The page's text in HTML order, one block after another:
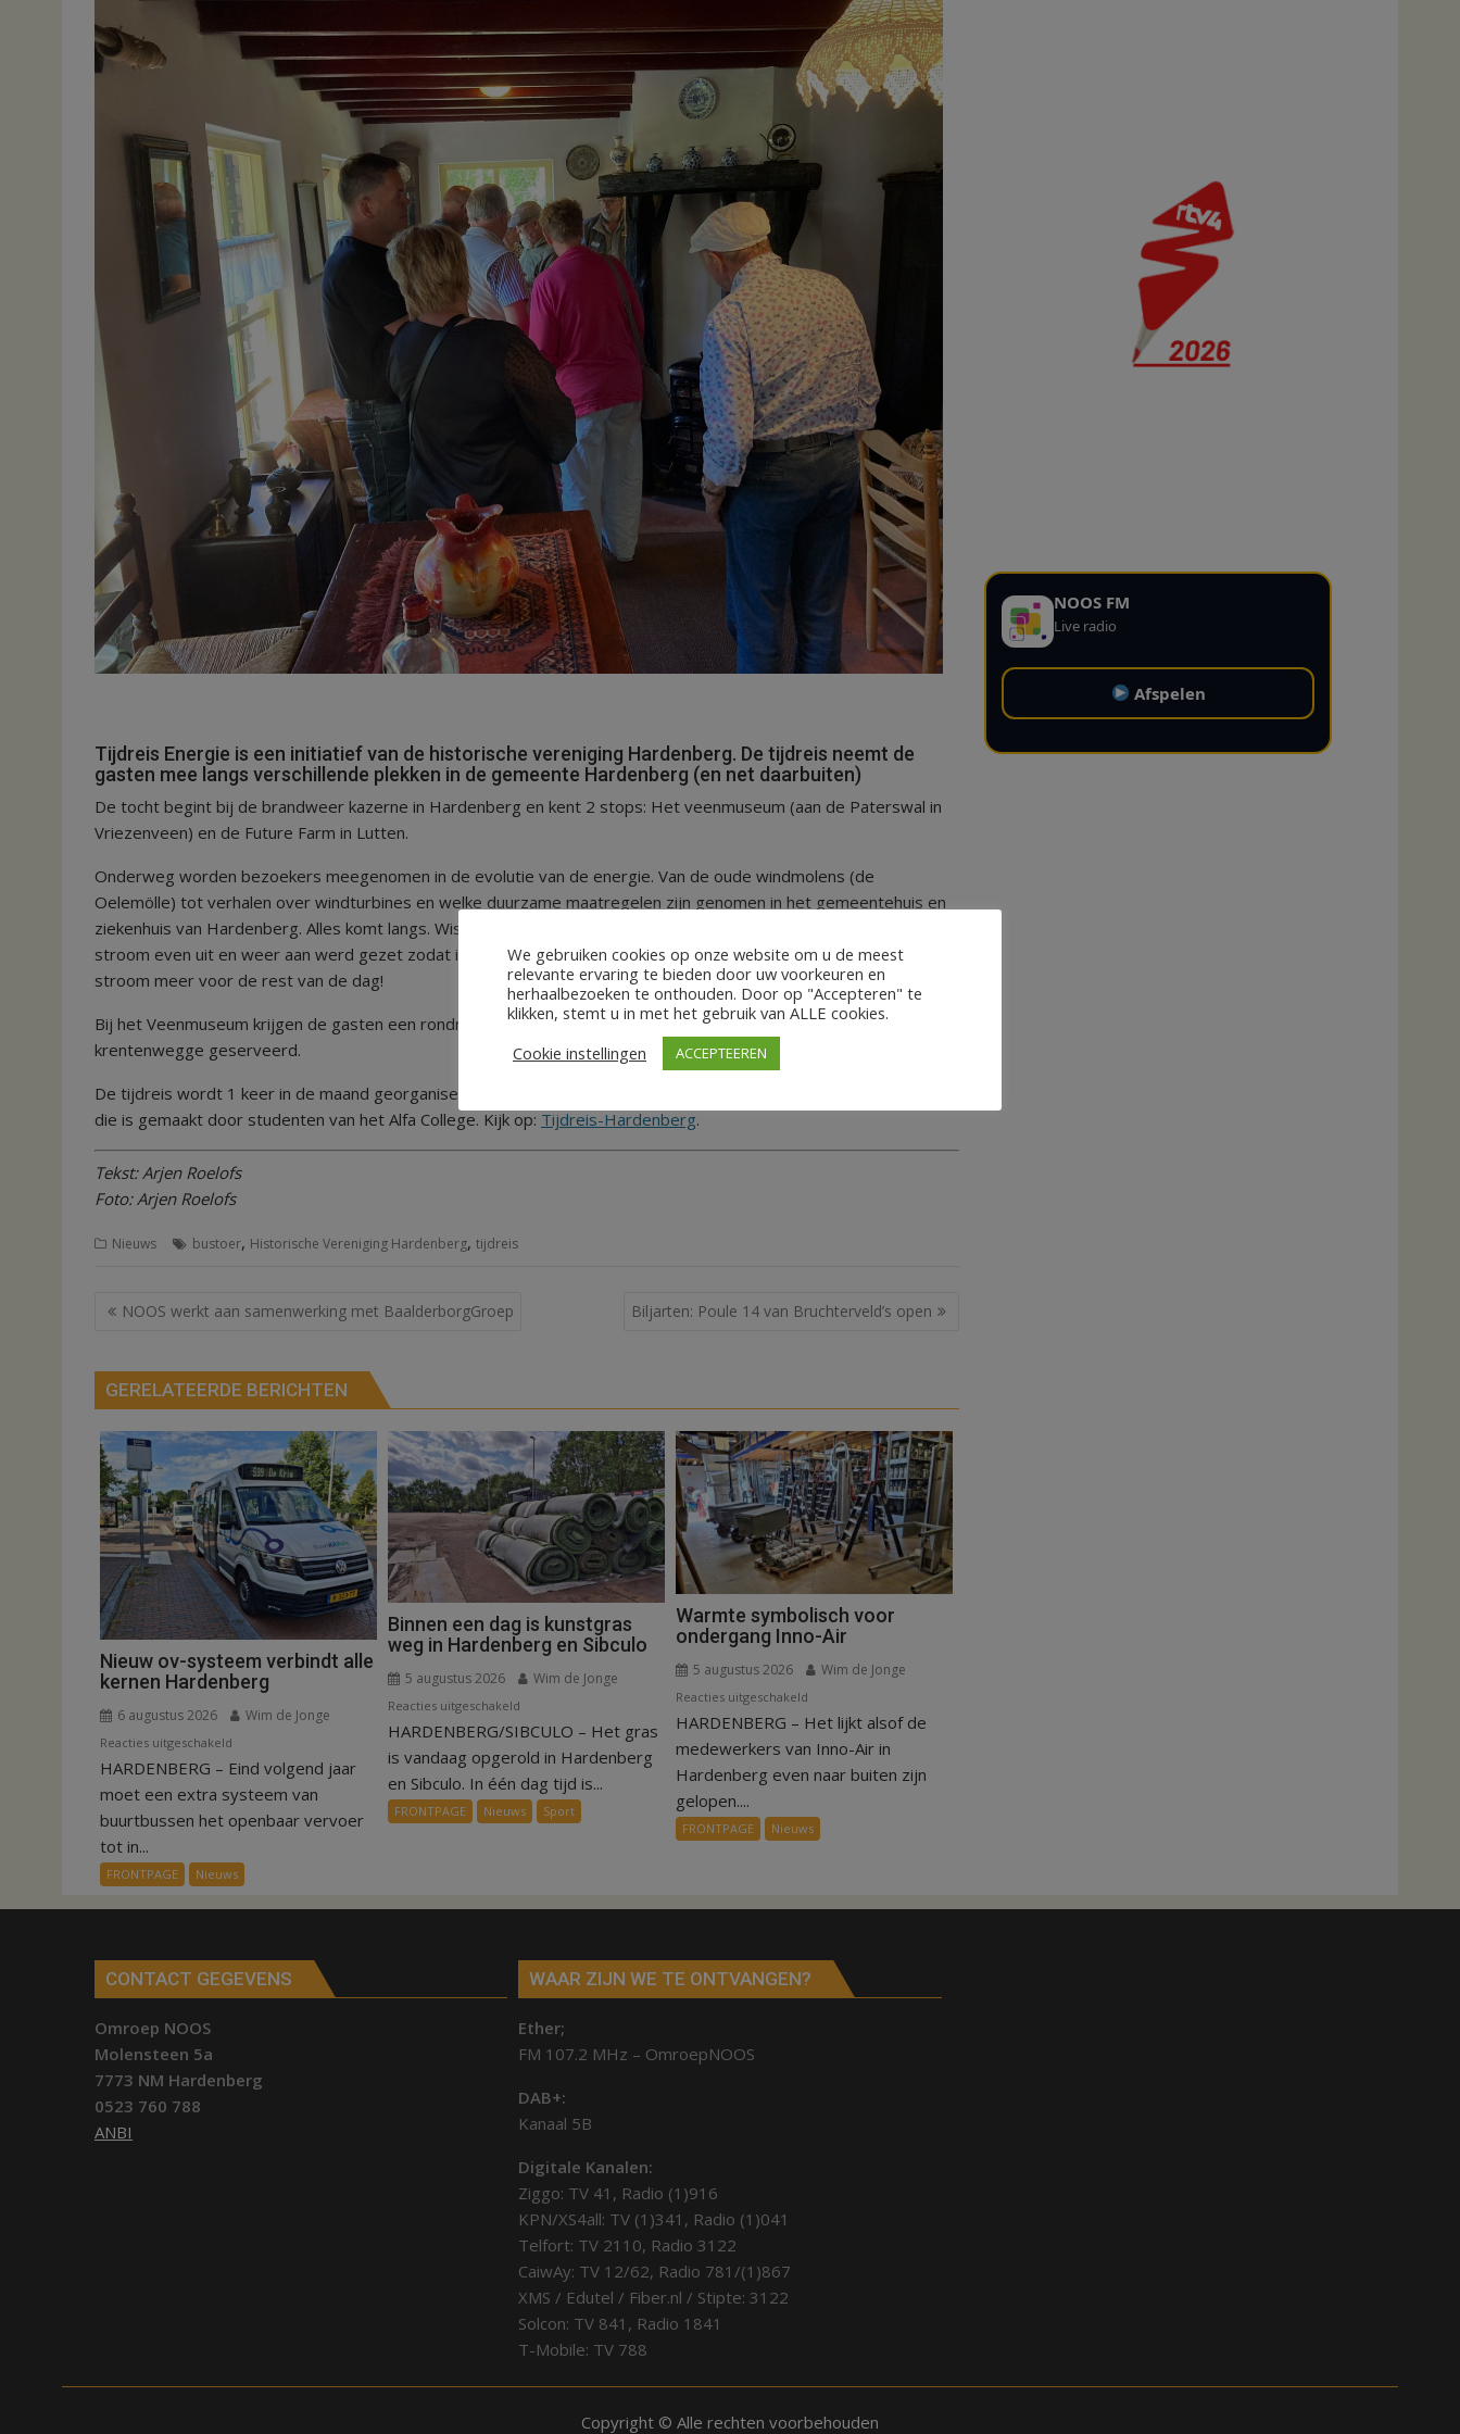
Tijdreis Energie is een initiatief van de historische vereniging Hardenberg. De tijdreis neemt de
gasten mee langs verschillende plekken in de gemeente Hardenberg (en net daarbuiten)
De tocht begint bij de brandweer kazerne in Hardenberg en kent 2 stops: Het veenmuseum (aan de Paterswal in
Vriezenveen) en de Future Farm in Lutten.
Onderweg worden bezoekers meegenomen in de evolutie van de energie. Van de oude windmolens (de
Oelemölle) tot verhalen over windturbines en welke duurzame maatregelen zijn genomen in het gemeentehuis en
ziekenhuis van Hardenberg. Alles komt langs. Wist je bijvoorbeeld dat vroeger om kwart voor 11 in de winter de
stroom even uit en weer aan werd gezet zodat iedereen wist: Nog een kwartiertje stroom en dan is er geen
stroom meer voor de rest van de dag!
Bij het Veenmuseum krijgen de gasten een rondrit over het terrein in een treintje en wordt koffie met
krentenwegge geserveerd.
De tijdreis wordt 1 keer in de maand georganiseerd. Reserveren voor toekomstige tijdreizen kan via de website,
die is gemaakt door studenten van het Alfa College. Kijk op: Tijdreis-Hardenberg.
Tekst: Arjen Roelofs
Foto: Arjen Roelofs
Nieuws bustoer, Historische Vereniging Hardenberg, tijdreis
Bericht
NOOS werkt aan samenwerking met BaalderborgGroep Biljarten: Poule 14 van Bruchterveld’s open
GERELATEERDE BERICHTEN
Nieuw ov-systeem verbindt alle
kernen Hardenberg
6 augustus 2026 Wim de Jonge
Reacties uitgeschakeld
Nieuw
ov-
systeem
verbindt
alle
kernen
Hardenberg
HARDENBERG – Eind volgend jaar
moet een extra systeem van
buurtbussen het openbaar vervoer
tot in...
FRONTPAGE Nieuws
Binnen een dag is kunstgras
weg in Hardenberg en Sibculo
5 augustus 2026 Wim de Jonge
Reacties uitgeschakeld
Binnen
een
dag
is
kunstgras
HARDENBERG/SIBCULO – Het gras
is vandaag opgerold in Hardenberg
en Sibculo. In één dag tijd is...
FRONTPAGE Nieuws Sport
Warmte symbolisch voor
ondergang Inno-Air
5 augustus 2026 Wim de Jonge
Reacties uitgeschakeld
Warmte
symbolisch
Inno-
Air
HARDENBERG – Het lijkt alsof de
medewerkers van Inno-Air in
Hardenberg even naar buiten zijn
gelopen....
FRONTPAGE Nieuws
NOOS FM
Live radio
Afspelen
CONTACT GEGEVENS
Omroep NOOS
Molensteen 5a
7773 NM Hardenberg
0523 760 788
ANBI
WAAR ZIJN WE TE ONTVANGEN?
Ether;
FM 107.2 MHz – OmroepNOOS
DAB+:
Kanaal 5B
Digitale Kanalen:
Ziggo: TV 41, Radio (1)916
KPN/XS4all: TV (1)341, Radio (1)041
Telfort: TV 2110, Radio 3122
CaiwAy: TV 12/62, Radio 781/(1)867
XMS / Edutel / Fiber.nl / Stipte: 3122
Solcon: TV 841, Radio 1841
T-Mobile: TV 788
Copyright © Alle rechten voorbehouden
We gebruiken cookies op onze website om u de meest
relevante ervaring te bieden door uw voorkeuren en
herhaalbezoeken te onthouden. Door op "Accepteren" te
klikken, stemt u in met het gebruik van ALLE cookies.
Cookie instellingen
ACCEPTEEREN